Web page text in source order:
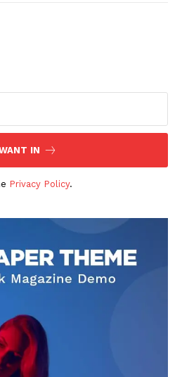
IN
Privacy Policy.